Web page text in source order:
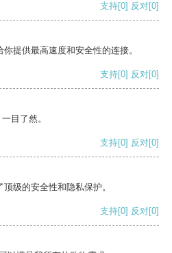
支持[0] 反对[0]
提供最高速度和安全性的连接。
支持[0] 反对[0]
目了然。
支持[0] 反对[0]
级的安全性和隐私保护。
支持[0] 反对[0]